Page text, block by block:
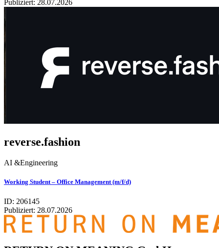
Publiziert: 28.07.2026
reverse.fashion
AI &Engineering
Working Student – Office Management (m/f/d)
ID: 206145
Publiziert: 28.07.2026